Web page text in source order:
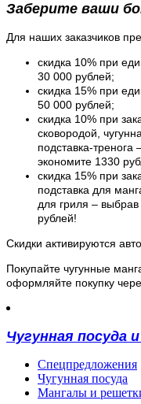
Заберите ваши
Для наших заказчиков
скидка 10% при
30 000 рублей;
скидка 15% при
50 000 рублей;
скидка 10% при
сковородой,
подставка-тренога
экономите 1330
скидка 15% при
подставка для
для гриля –
рублей!
Скидки активируются
Покупайте чугунные
оформляйте покупку
Чугунная посуда
Спецпредложения
Чугунная посуда
Мангалы и